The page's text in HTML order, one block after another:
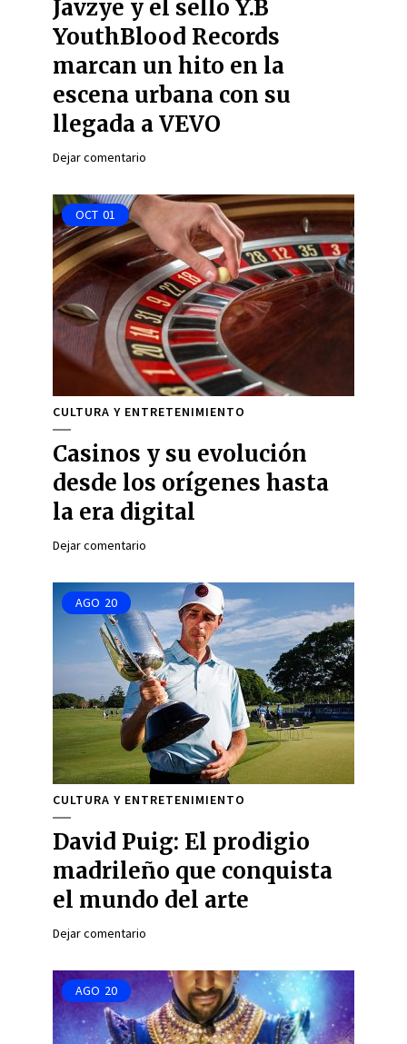
Javzye y el sello Y.B
YouthBlood Records
marcan un hito en la
escena urbana con su
llegada a VEVO
Dejar comentario
OCT 01
CULTURA Y ENTRETENIMIENTO
Casinos y su evolución
desde los orígenes hasta
la era digital
Dejar comentario
AGO 20
CULTURA Y ENTRETENIMIENTO
David Puig: El prodigio
madrileño que conquista
el mundo del arte
Dejar comentario
AGO 20